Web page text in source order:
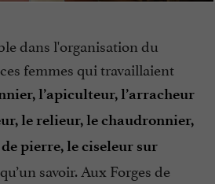
dans l'organisation du
femmes qui travaillaient
l’apiculteur, l’arracheur
le relieur, le chaudronnier,
pierre, le ciseleur sur
savoir. Aux Forges de